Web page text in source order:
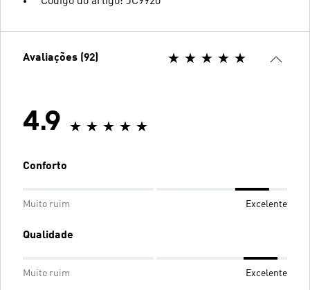
Avaliações (92)
4.9
Conforto
Muito ruim Excelente
Qualidade
Muito ruim Excelente